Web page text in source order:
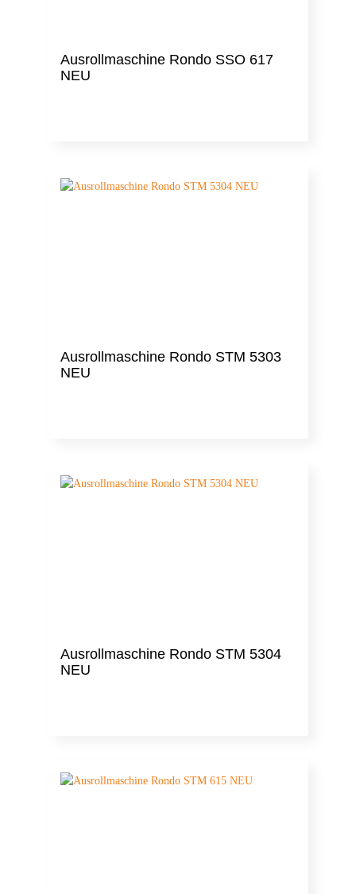
Ausrollmaschine Rondo SSO 617
NEU
Ausrollmaschine Rondo STM 5303
NEU
Ausrollmaschine Rondo STM 5304
NEU